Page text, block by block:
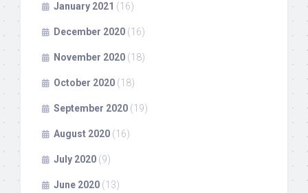
January 2021 (16)
December 2020 (16)
November 2020 (18)
October 2020 (18)
September 2020 (19)
August 2020 (16)
July 2020 (9)
June 2020 (13)